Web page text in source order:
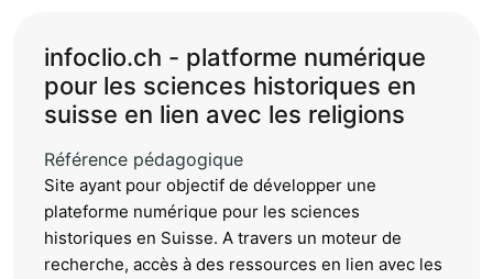
infoclio.ch - platforme numérique
pour les sciences historiques en
suisse en lien avec les religions
Référence pédagogique
Site ayant pour objectif de développer une
plateforme numérique pour les sciences
historiques en Suisse. A travers un moteur de
recherche, accès à des ressources en lien avec les